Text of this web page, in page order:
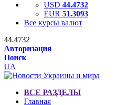
USD 44.4732
EUR 51.3093
Все курсы валют
44.4732
Авторизация
Поиск
UA
ВСЕ РАЗДЕЛЫ
Главная